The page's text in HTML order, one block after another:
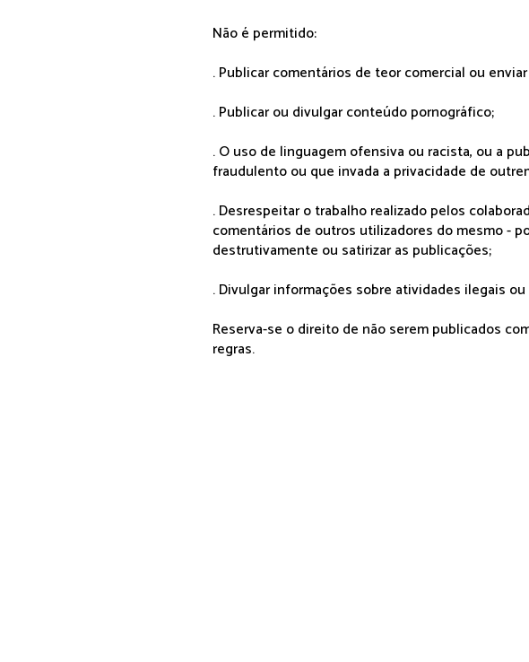
Não é permitido:
. Publicar comentários de teor comercial ou
. Publicar ou divulgar conteúdo pornográfico;
. O uso de linguagem ofensiva ou racista, ou a
fraudulento ou que invada a privacidade de
. Desrespeitar o trabalho realizado pelos
comentários de outros utilizadores do mesmo -
destrutivamente ou satirizar as publicações;
. Divulgar informações sobre atividades ilegais
Reserva-se o direito de não serem publicados
regras.